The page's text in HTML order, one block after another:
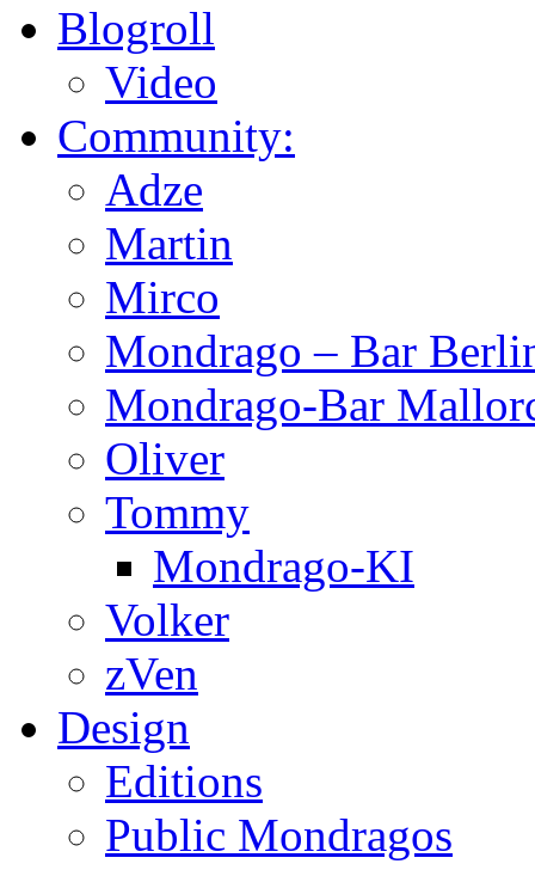
Blogroll
Video
Community:
Adze
Martin
Mirco
Mondrago – Bar
Mondrago-Bar
Oliver
Tommy
Mondrago-KI
Volker
zVen
Design
Editions
Public Mondragos